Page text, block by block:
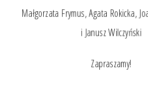
Małgorzata Frymus, Agata Rokicka,
i Janusz Wilczyński
Zapraszamy!